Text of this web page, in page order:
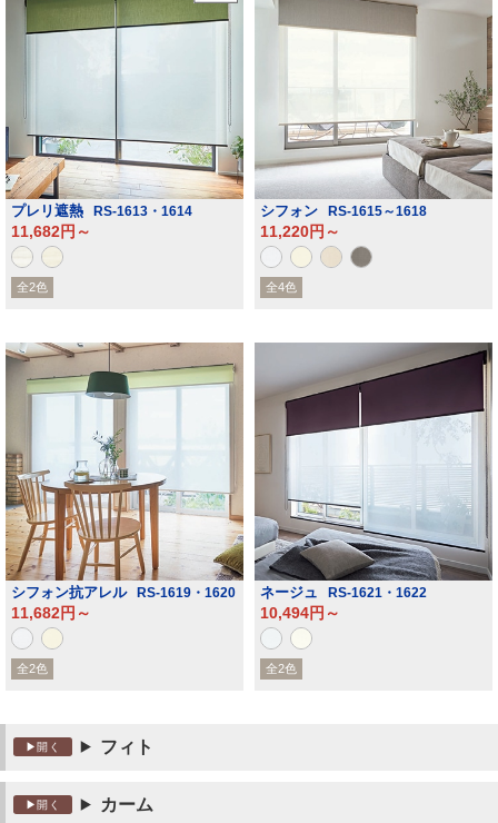
プレリ遮熱 RS-1613・1614
11,682円～
全2色
シフォン RS-1615～1618
11,220円～
全4色
シフォン抗アレル RS-1619・1620
11,682円～
全2色
ネージュ RS-1621・1622
10,494円～
全2色
フィト
カーム